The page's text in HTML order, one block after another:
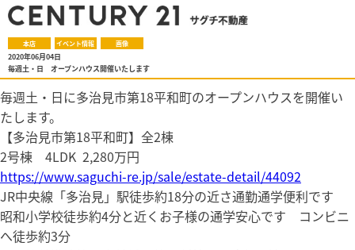
本店 イベント情報 画像
2020年06月04日
毎週土・日 オープンハウス開催いたします
毎週土・日に多治見市第18平和町のオープンハウスを開催い
たします。
【多治見市第18平和町】全2棟
2号棟 4LDK 2,280万円
https://www.saguchi-re.jp/sale/estate-detail/44092
JR中央線「多治見」駅徒歩約18分の近さ通勤通学便利です
昭和小学校徒歩約4分と近くお子様の通学安心です コンビニ
へ徒歩約3分